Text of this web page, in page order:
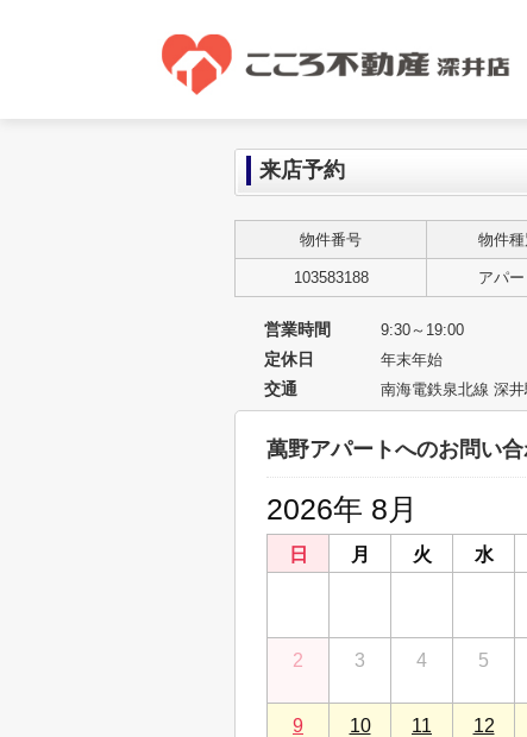
来店予約
物件番号 物件種
103583188 アパー
営業時間 9:30～19:00
定休日 年末年始
交通 南海電鉄泉北線 深
萬野アパートへのお問い
2026年 8月
日 月 火 水
2 3 4 5
9 10 11 12